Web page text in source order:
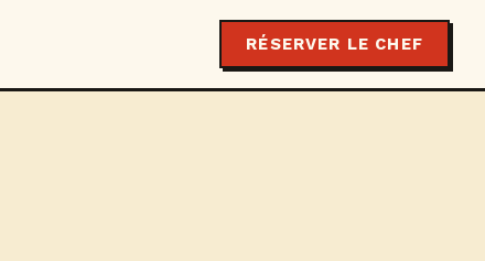
RÉSERVER LE CHEF